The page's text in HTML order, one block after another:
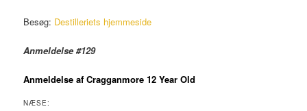
Besøg: Destilleriets hjemmeside
Anmeldelse #129
Anmeldelse af Cragganmore 12 Year Old
NÆSE: